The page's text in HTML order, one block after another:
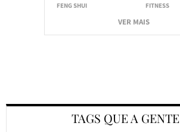
FENG SHUI
FITNESS
VER MAIS
TAGS QUE A GENTE